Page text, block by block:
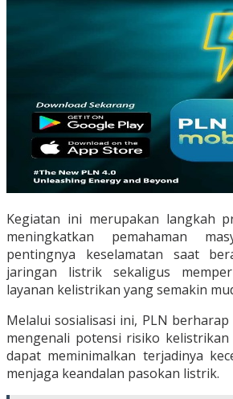
Kegiatan ini merupakan langkah
meningkatkan pemahaman
pentingnya keselamatan saat
jaringan listrik sekaligus
layanan kelistrikan yang semakin
Melalui sosialisasi ini, PLN
mengenali potensi risiko
dapat meminimalkan terjadinya
menjaga keandalan pasokan listrik.